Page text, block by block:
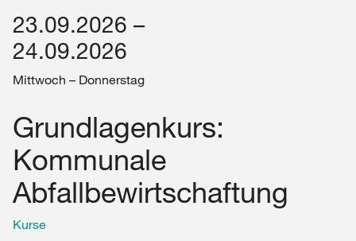
23.09.2026 –
24.09.2026
Mittwoch – Donnerstag
Grundlagenkurs:
Kommunale
Abfallbewirtschaftung
Kurse